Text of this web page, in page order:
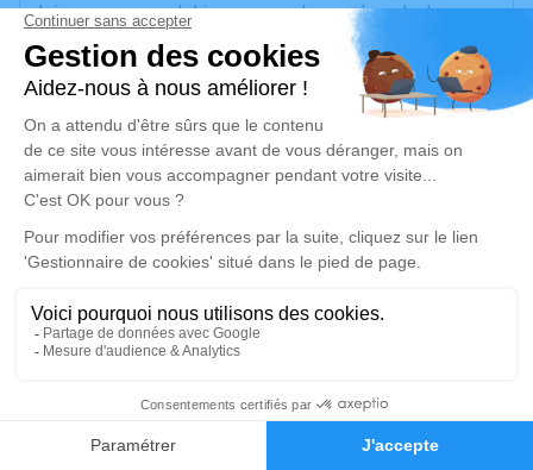
Faire-part Hommages
laisser vos condoléances, partager des photos
souvenirs, une anecdote ou exprimer vos pensées
à travers des poèmes ou des textes. Cet endroit
est un lieu d'expression dédié à honorer la
mémoire de Marcel CIFOUX.
Un service de plantation d’arbre hommage est
disponible ici.
Cérémonie civile
Crématorium d'Auch
Route de Roquelaure